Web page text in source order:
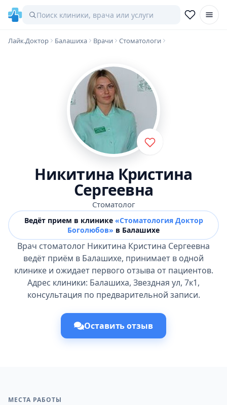
Лайк.Доктор Балашиха Врачи Стоматологи
Никитина Кристина
Сергеевна
Стоматолог
Ведёт прием в клинике «Стоматология Доктор
Боголюбов» в Балашихе
Врач стоматолог Никитина Кристина Сергеевна
ведёт приём в Балашихе, принимает в одной
клинике и ожидает первого отзыва от пациентов.
Адрес клиники: Балашиха, Звездная ул, 7к1,
консультация по предварительной записи.
Оставить отзыв
МЕСТА РАБОТЫ